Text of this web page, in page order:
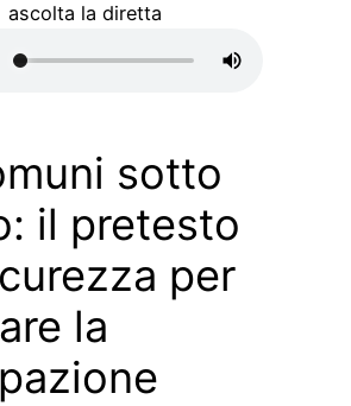
ascolta la diretta
sotto
il pretesto
per
la